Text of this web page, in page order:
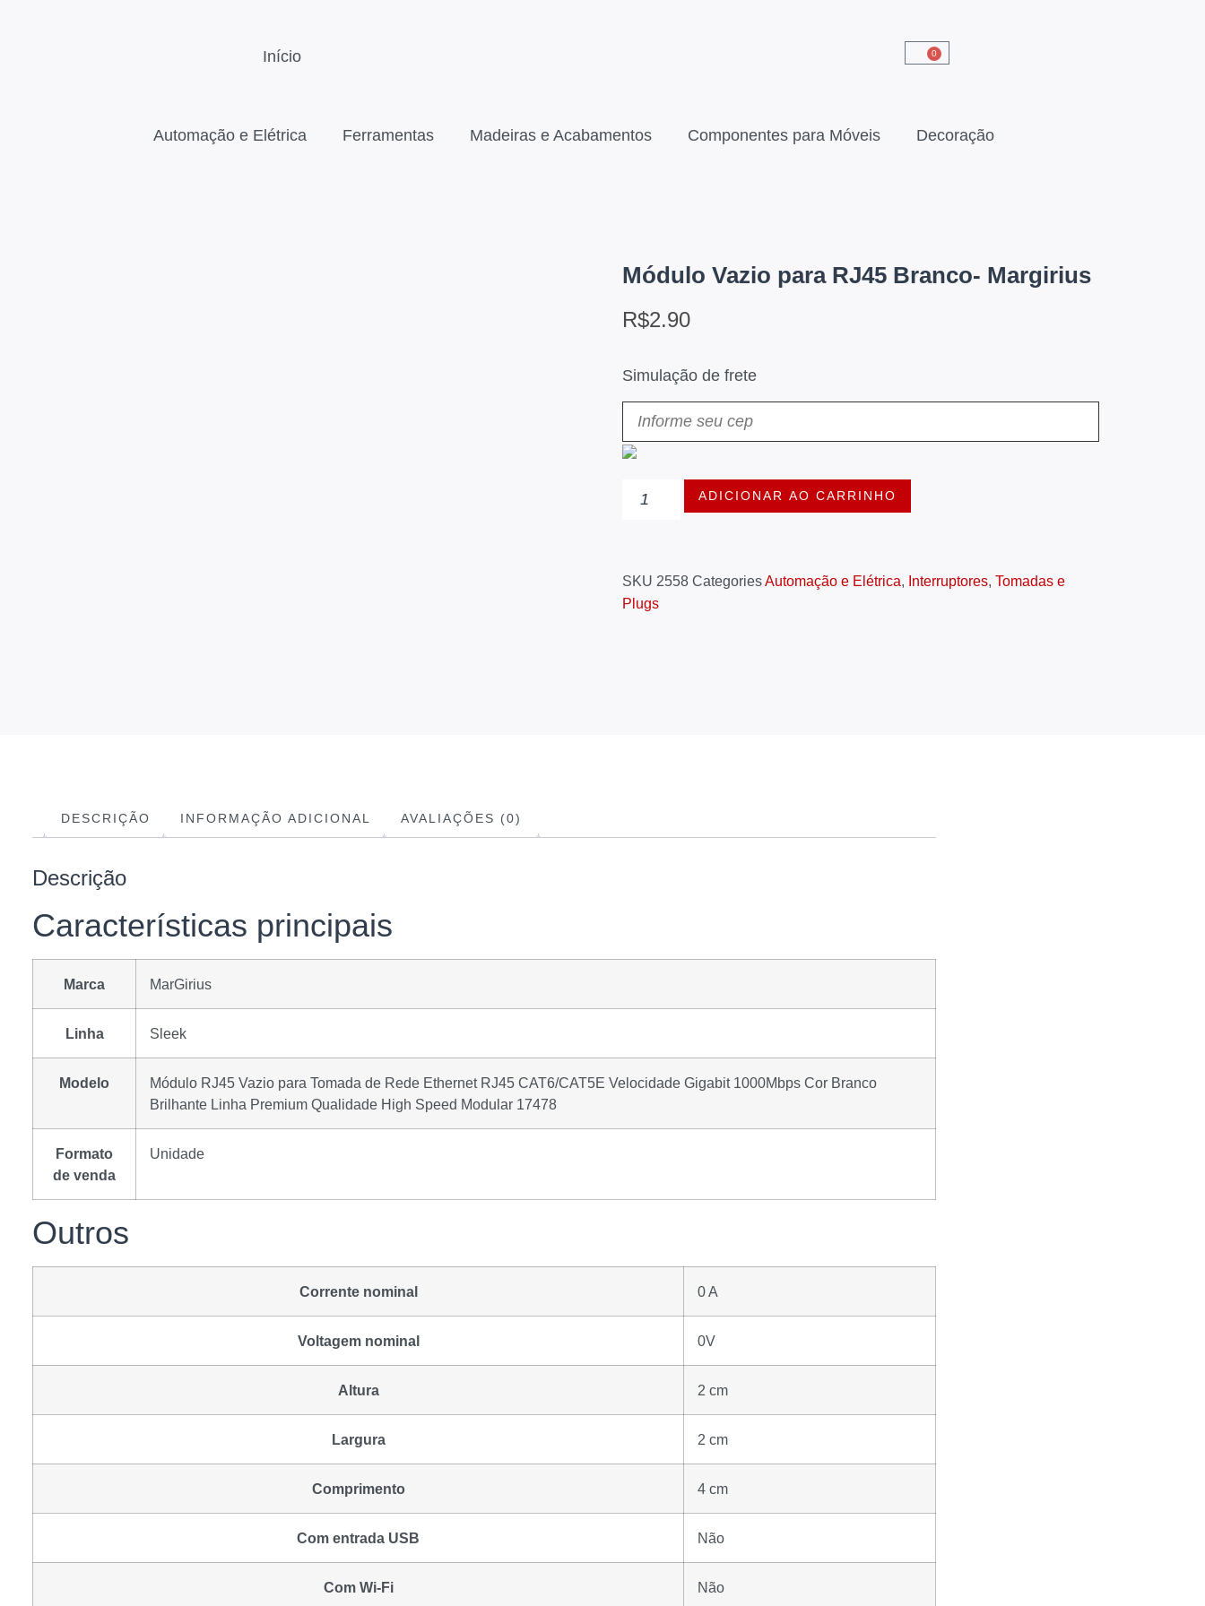
Início 0
Automação e Elétrica Ferramentas Madeiras e Acabamentos Componentes para Móveis Decoração
Módulo Vazio para RJ45 Branco- Margirius
R$2.90
Simulação de frete
ADICIONAR AO CARRINHO
SKU 2558 CategoriesAutomação e Elétrica, Interruptores, Tomadas e
Plugs
DESCRIÇÃO INFORMAÇÃO ADICIONAL AVALIAÇÕES (0)
Descrição
Características principais
Marca MarGirius
Linha Sleek
Modelo
Módulo RJ45 Vazio para Tomada de Rede Ethernet RJ45 CAT6/CAT5E Velocidade Gigabit 1000Mbps Cor Branco
Brilhante Linha Premium Qualidade High Speed Modular 17478
Formato
de venda
Unidade
Outros
Corrente nominal 0 A
Voltagem nominal 0V
Altura 2 cm
Largura 2 cm
Comprimento 4 cm
Com entrada USB Não
Com Wi-Fi Não